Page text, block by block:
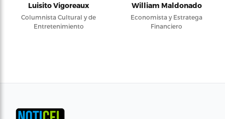
Luisito Vigoreaux
Columnista Cultural y de
Entretenimiento
William Maldonado
Economista y Estratega
Financiero